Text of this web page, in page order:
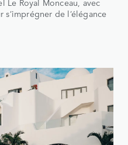
de l’élégance